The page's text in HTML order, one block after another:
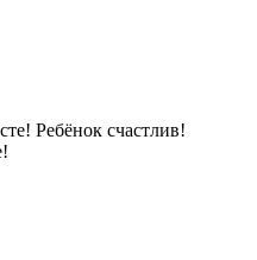
Ребёнок счастлив!